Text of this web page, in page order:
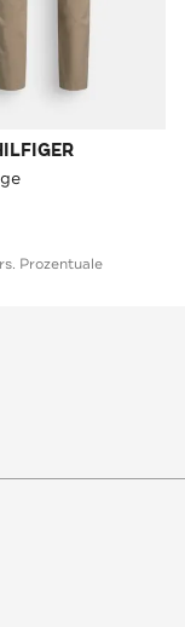
Prozentuale